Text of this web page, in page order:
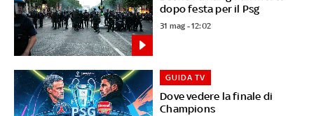
dopo festa per il Psg
31 mag - 12:02
Dove vedere la finale di
Champions
GUIDA TV